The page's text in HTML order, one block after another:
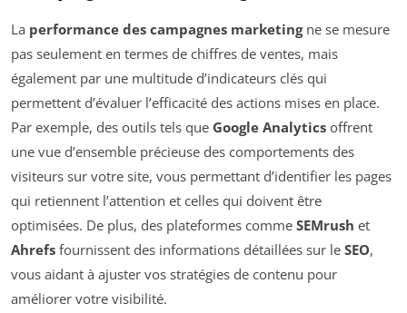
La performance des campagnes marketingne se mesure
pas seulement en termes de chiffres de ventes, mais
également par une multitude d’indicateurs clés qui
permettent d’évaluer l’efficacité des actions mises en place.
Par exemple, des outils tels que Google Analytics offrent
une vue d’ensemble précieuse des comportements des
visiteurs sur votre site, vous permettant d’identifier les pages
qui retiennent l’attention et celles qui doivent être
optimisées. De plus, des plateformes comme SEMrush et
Ahrefs fournissent des informations détaillées sur le SEO,
vous aidant à ajuster vos stratégies de contenu pour
améliorer votre visibilité.